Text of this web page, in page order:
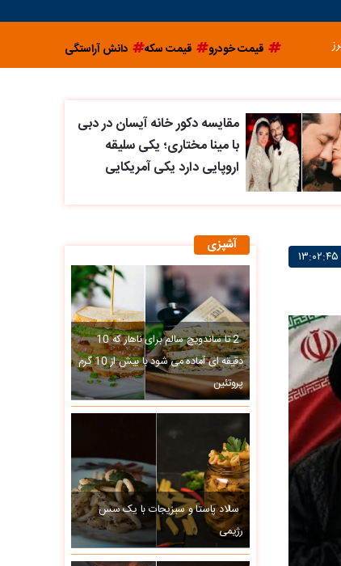
قیمت خودرو قیمت سکه دانش آراستگی
مقایسه دکور خانه آیسان در دبی
با مینا مختاری؛ یکی سلیقه
اروپایی دارد یکی آمریکایی
آشپزی
2 تا ساندویچ سالم برای ناهار که 10
دقیقه ای آماده می شود با بیش از 10 گرم
پروتئین
سالاد پاستا و سبزیجات با یک سس
رژیمی